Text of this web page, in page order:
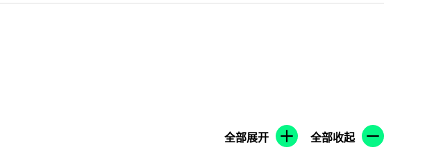
全部展开 全部收起